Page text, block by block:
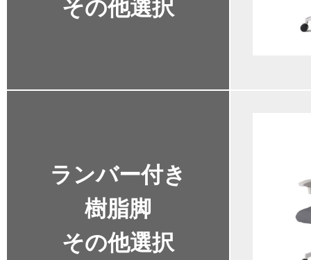
その他選択
ランバー付き
樹脂脚
その他選択